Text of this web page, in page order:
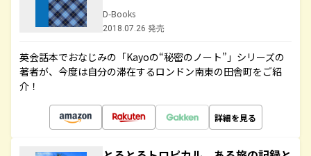
D-Books
2018.07.26 発売
英会話本でおなじみの「Kayoの“秘密のノート”」シリーズの
著者が、今度は自分の滞在するロンドン南東の田舎町をご紹
介！
詳細を見る